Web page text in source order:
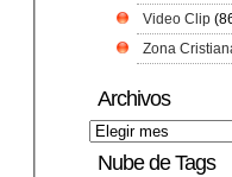
Video Clip
Zona
Archivos
Nube de Tags